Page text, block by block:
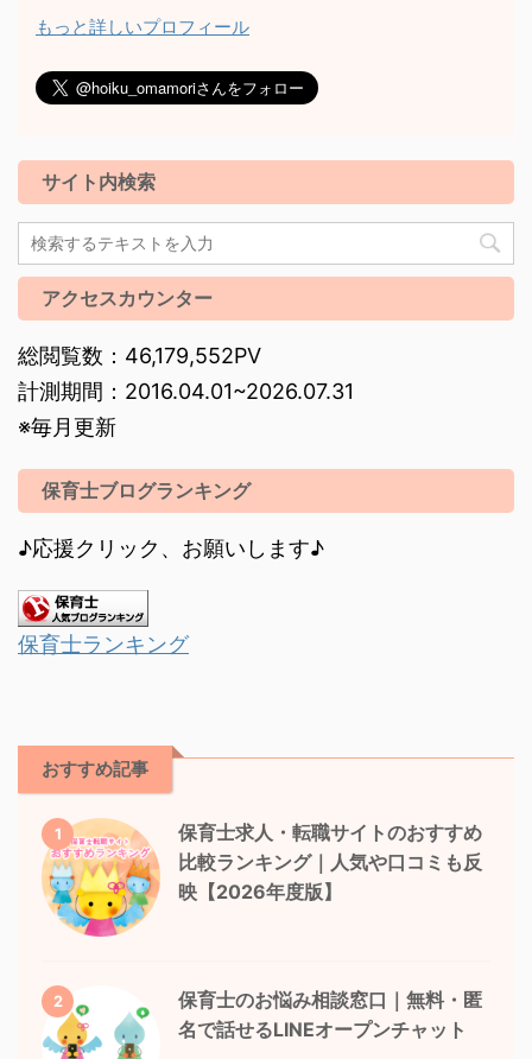
もっと詳しいプロフィール
サイト内検索
アクセスカウンター
総閲覧数：46,179,552PV
計測期間：2016.04.01~2026.07.31
※毎月更新
保育士ブログランキング
♪応援クリック、お願いします♪
保育士ランキング
おすすめ記事
1
保育士求人・転職サイトのおすすめ
比較ランキング｜人気や口コミも反
映【2026年度版】
2
保育士のお悩み相談窓口｜無料・匿
名で話せるLINEオープンチャット